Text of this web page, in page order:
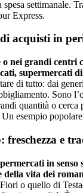
spesa settimanale.
Express.
acquisti in
o nei grandi centri
supermercati
di tutto: dai
Sono
quantità o cerca
esempio
freschezza e
in
della vita dei
o quello di